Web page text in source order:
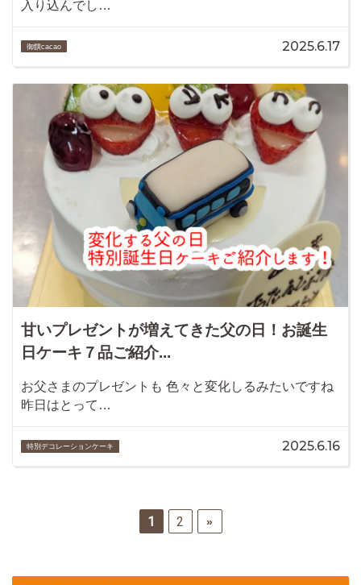
入り込んでし…
御饌cacao 2025.6.17
甘いプレゼントが増えてきた父の日！お誕生
日ケーキ７品ご紹介...
お父さまのプレゼントも 色々と変化しるみたいですね
昨日はとって…
特別デコレーションケーキ 2025.6.16
1 2 »